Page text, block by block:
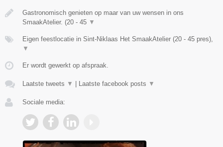
Gastronomisch genieten op maar van uw wensen in ons
SmaakAtelier. (20 - 45 ▼
Eigen feestlocatie in Sint-Niklaas Het SmaakAtelier (20 - 45 pres),
▼
Er wordt gewerkt op afspraak.
Laatste tweets ▼ | Laatste facebook posts ▼
Sociale media: